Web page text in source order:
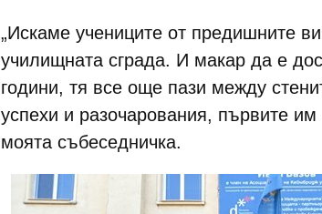
„Искаме учениците от предишните
училищната сграда. И макар да е
години, тя все още пази между
успехи и разочарования, първите
моята събеседничка.